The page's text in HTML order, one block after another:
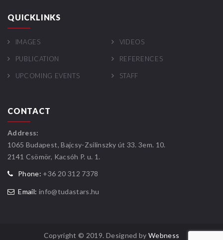
QUICKLINKS
IMAGES VIDEOS
PUBLICATION REFERENCES
UPCOMING EVENTS STAFF
CONTACT
Address:
1065 Budapest, Bajcsy-Zsilinszky út 33. 3em. 10.
2141 Csömör, Kacsóh P. u. 1.
Phone: +36 20 312 7378
Email: info@tudastars.hu
Copyright © 2019. Designed byWebness